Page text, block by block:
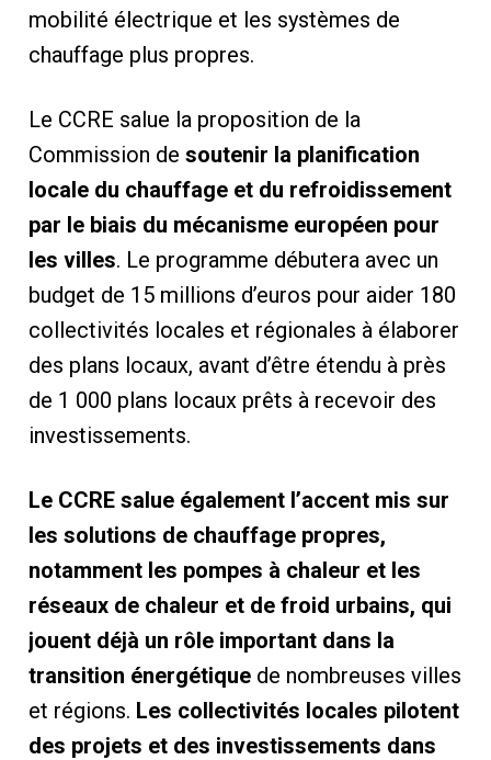
mobilité électrique et les systèmes de
chauffage plus propres.
Le CCRE salue la proposition de la
Commission de soutenir la planification
locale du chauffage et du refroidissement
par le biais du mécanisme européen pour
les villes. Le programme débutera avec un
budget de 15 millions d’euros pour aider 180
collectivités locales et régionales à élaborer
des plans locaux, avant d’être étendu à près
de 1 000 plans locaux prêts à recevoir des
investissements.
Le CCRE salue également l’accent mis sur
les solutions de chauffage propres,
notamment les pompes à chaleur et les
réseaux de chaleur et de froid urbains, qui
jouent déjà un rôle important dans la
transition énergétiquede nombreuses villes
et régions. Les collectivités locales pilotent
des projets et des investissements dans